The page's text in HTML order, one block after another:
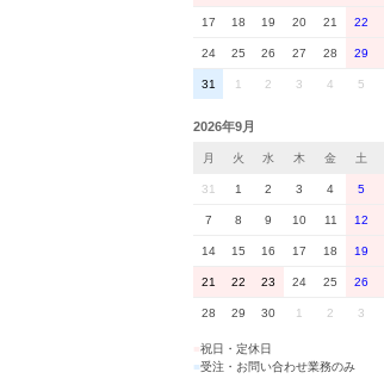
17 18 19 20 21 22
24 25 26 27 28 29
31 1 2 3 4 5
2026年9月
月 火 水 木 金 土
31 1 2 3 4 5
7 8 9 10 11 12
14 15 16 17 18 19
21 22 23 24 25 26
28 29 30 1 2 3
祝日・定休日
■受注・お問い合わせ業務のみ